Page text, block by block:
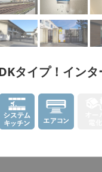
タイプ！インタ